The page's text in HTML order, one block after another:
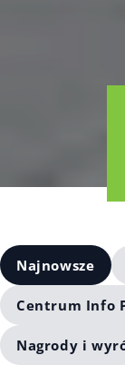
Najnowsze
Centrum Info
Nagrody i